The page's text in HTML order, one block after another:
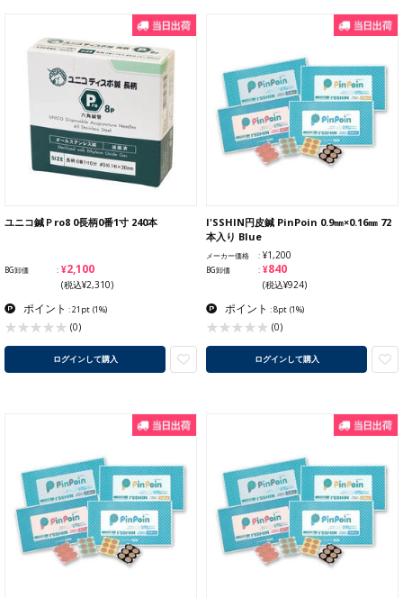
ユニコ鍼Ｐro8 0長柄0番1寸 240本
BG卸価 ¥2,100
(税込¥2,310)
ポイント : 21pt (1%)
(0)
ログインして購入
I'SSHIN円皮鍼 PinPoin 0.9㎜×0.16㎜ 72
本入り Blue
メーカー価格 ¥1,200
BG卸価 ¥840
(税込¥924)
ポイント : 8pt (1%)
(0)
ログインして購入